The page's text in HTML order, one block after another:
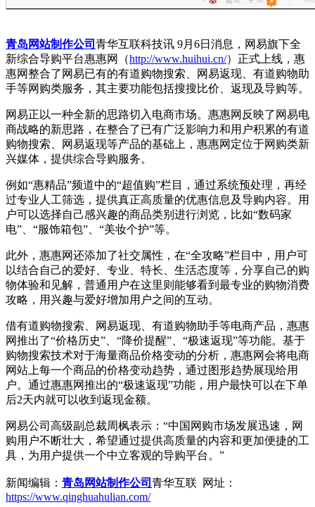
青岛网站制作公司 青华互联科技讯 9月6日消息，网易旗下全
新综合导购平台惠惠网（http://www.huihui.cn/）正式上线，惠
惠网整合了网易已有的有道购物搜索、网易返现、有道购物助
手等网购类服务，其主要功能包括搜搜比价、返现及导购等。
网易正以一种全新的思路切入电商市场。惠惠网反映了网易电
商战略的新思路，在整合了已有广泛影响力和用户积累的有道
购物搜索、网易返现等产品的基础上，惠惠网定位于网购类新
兴媒体，提供综合导购服务。
例如“惠精品”频道中的“超值购”栏目，通过系统预处理，再经
过专业人工筛选，提供真正高质量的优惠信息及导购内容。用
户可以选择自己感兴趣的商品类别进行浏览，比如“数码家
电”、“服饰箱包”、“美妆个护”等。
此外，惠惠网还添加了社交属性，在“全攻略”栏目中，用户可
以结合自己的爱好、专业、特长、生活态度等，分享自己的购
物体验和见解，普通用户在这里则能够看到最专业的购物消费
攻略，用兴趣与爱好增加用户之间的互动。
借有道购物搜索、网易返现、有道购物助手等电商产品，惠惠
网推出了“价格历史”、“降价提醒”、“极速返现”等功能。基于
购物搜索技术对于海量商品价格变动的分析，惠惠网会将电商
网站上每一个商品的价格变动趋势，通过图形趋势展现给用
户。通过惠惠网推出的“极速返现”功能，用户最快可以在下单
后2天内就可以收到返现金额。
网易公司高级副总裁周枫表示：“中国网购市场发展迅速，网
购用户不断壮大，希望通过提供高质量的内容和更加便捷的工
具，为用户提供一个中立客观的导购平台。”
新闻编辑： 青岛网站制作公司 青华互联 网址：
https://www.qinghuahulian.com/